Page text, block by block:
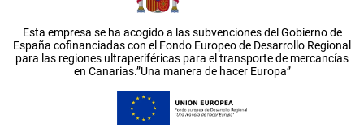
Esta empresa se ha acogido a las subvenciones del Gobierno de
España cofinanciadas con el Fondo Europeo de Desarrollo Regional
para las regiones ultraperiféricas para el transporte de mercancías
en Canarias.”Una manera de hacer Europa”